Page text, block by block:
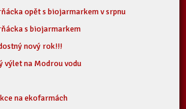
opět s biojarmarkem v srpnu
s biojarmarkem
nový rok!!!
výlet na Modrou vodu
na ekofarmách